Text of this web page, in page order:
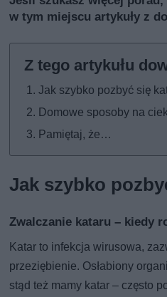
w tym miejscu artykuły z
Jak szybko pozbyć się
Domowe sposoby na
Pamiętaj, że…
Jak szybko
Zwalczanie kataru – kiedy
Katar to infekcja wirusowa,
przeziębienie. Osłabiony
stąd też mamy katar – często